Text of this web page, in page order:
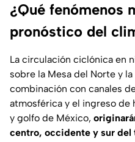
¿Qué fenómenos
pronóstico del
La circulación ciclónica en
sobre la Mesa del Norte y
combinación con canales
atmosférica y el ingreso de
y golfo de México,
centro, occidente y sur